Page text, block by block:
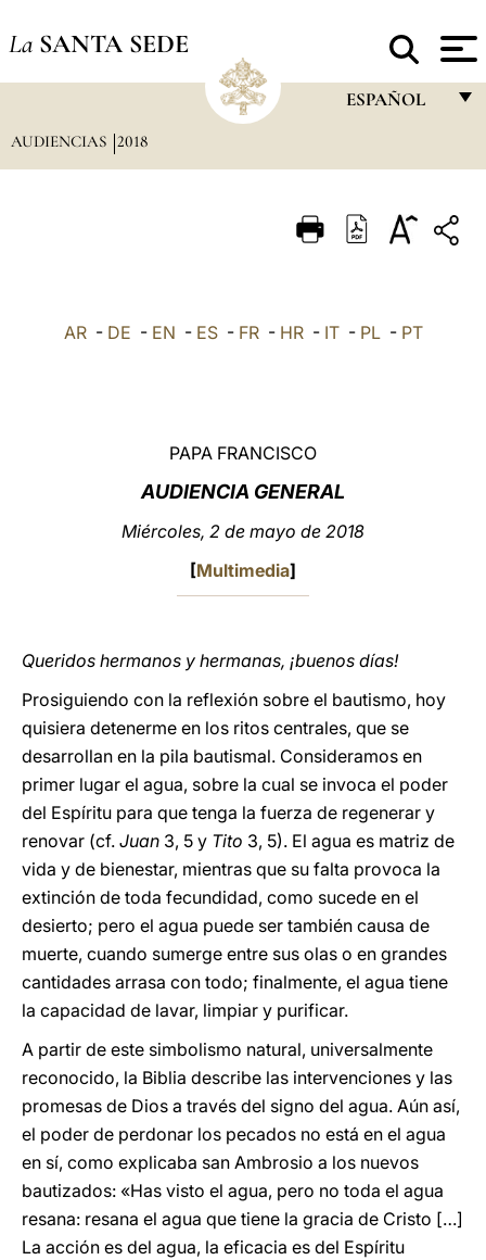
La SANTA SEDE
ESPAÑOL
ITALIANO
LATINE
AUDIENCIAS 2018
AR- DE - EN - ES- FR- HR- IT- PL- PT
PAPA FRANCISCO
AUDIENCIA GENERAL
Miércoles, 2 de mayo de 2018
[Multimedia]
Queridos hermanos y hermanas, ¡buenos días!
Prosiguiendo con la reflexión sobre el bautismo, hoy
quisiera detenerme en los ritos centrales, que se
desarrollan en la pila bautismal. Consideramos en
primer lugar el agua, sobre la cual se invoca el poder
del Espíritu para que tenga la fuerza de regenerar y
renovar (cf. Juan 3, 5 y Tito 3, 5). El agua es matriz de
vida y de bienestar, mientras que su falta provoca la
extinción de toda fecundidad, como sucede en el
desierto; pero el agua puede ser también causa de
muerte, cuando sumerge entre sus olas o en grandes
cantidades arrasa con todo; finalmente, el agua tiene
la capacidad de lavar, limpiar y purificar.
A partir de este simbolismo natural, universalmente
reconocido, la Biblia describe las intervenciones y las
promesas de Dios a través del signo del agua. Aún así,
el poder de perdonar los pecados no está en el agua
en sí, como explicaba san Ambrosio a los nuevos
bautizados: «Has visto el agua, pero no toda el agua
resana: resana el agua que tiene la gracia de Cristo […]
La acción es del agua, la eficacia es del Espíritu